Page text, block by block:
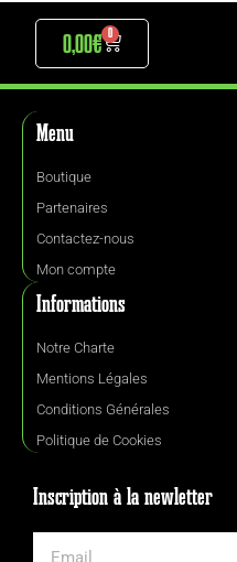
0,00€ 0
Menu
Boutique
Partenaires
Contactez-nous
Mon compte
Informations
Notre Charte
Mentions Légales
Conditions Générales
Politique de Cookies
Inscription à la newletter